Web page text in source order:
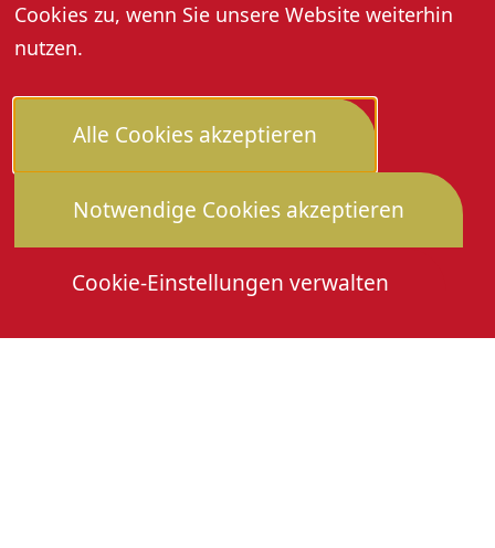
Cookies zu, wenn Sie unsere Website weiterhin
nutzen.
Alle Cookies akzeptieren
Notwendige Cookies akzeptieren
Cookie-Einstellungen verwalten
Die HeimattageDownloadsMitmachen